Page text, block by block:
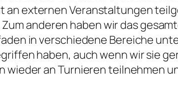
externen Veranstaltungen
anderen haben wir das
in verschiedene Bereiche
haben, auch wenn wir sie
an Turnieren teilnehmen